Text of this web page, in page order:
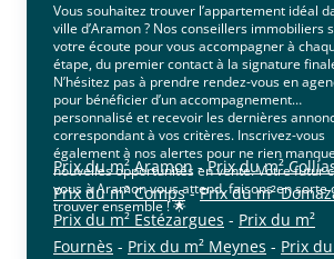
Vous souhaitez trouver l’appartement idéal
ville d’Aramon ? Nos conseillers immobiliers
votre écoute pour vous accompagner à
étape, du premier contact à la signature
N’hésitez pas à prendre rendez-vous en
pour bénéficier d’un accompagnement
personnalisé et recevoir les dernières
correspondant à vos critères. Inscrivez-vous
également à nos alertes pour ne rien
nouvelles opportunités en vente. Votre futur
vous à Aramon vous attend, faisons en sorte
trouver ensemble ! 🌟
Prix du m² Aramon -Prix du m²
Prix du m² Comps-Prix du m²
Prix du m² Estézargues - Prix du m²
Fournès - Prix du m² Meynes - Prix